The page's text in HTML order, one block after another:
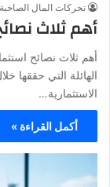
تحركات المال الصاخبة
أهم ثلاث
أهم ثلاث نصائح
الهائلة التي حققها
الاستثمارية…
أكمل القراءة »